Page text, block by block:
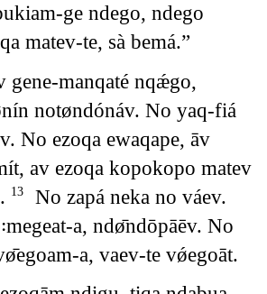
ge ndego, ndego
matev-te, sà bemá.”
gene-manqaté nqǽgo,
notøndónáv. No yaq-fiá
No ezoqa ewaqape, āv
av ezoqa kopokopo matev
13
No zapá neka no váev.
a, ndø̄ndōpāēv. No
a, vaev-te vǿegoāt.